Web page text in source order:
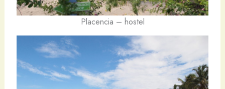
Placencia – hostel